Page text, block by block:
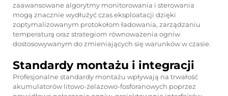
zaawansowane algorytmy monitorowania i sterowania
mogą znacznie wydłużyć czas eksploatacji dzięki
zoptymalizowanym protokołom ładowania, zarządzaniu
temperaturą oraz strategiom równoważenia ogniw
dostosowywanym do zmieniających się warunków w czasie.
Standardy montażu i integracji
Profesjonalne standardy montażu wpływają na trwałość
akumulatorów litowo-żelazowo-fosforanowych poprzez